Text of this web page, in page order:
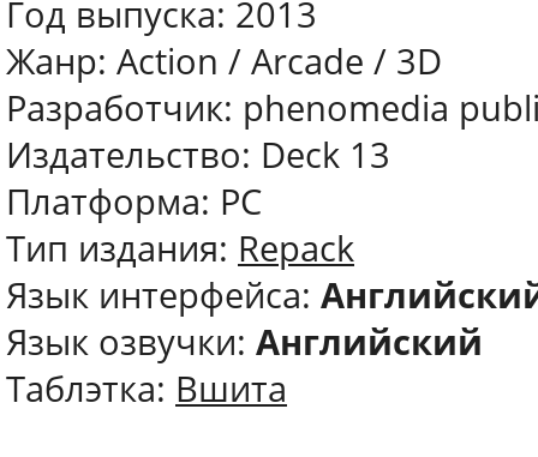
Год выпуска: 2013
Жанр: Action / Arcade / 3D
Разработчик: phenomedia
Издательство: Deck 13
Платформа: PC
Тип издания: Repack
Язык интерфейса:
Язык озвучки: Английский
Таблэтка: Вшита